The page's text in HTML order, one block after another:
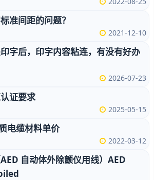
准间距的问题？
2021-12-10
字后，印字内容粘连，有没有好办
2026-07-23
证要求
2025-05-15
电缆材料单价
2022-03-12
自动体外除颤仪用线）AED